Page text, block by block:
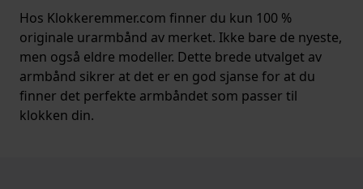
Hos Klokkeremmer.com finner du kun 100 %
originale urarmbånd av merket. Ikke bare de nyeste,
men også eldre modeller. Dette brede utvalget av
armbånd sikrer at det er en god sjanse for at du
finner det perfekte armbåndet som passer til
klokken din.